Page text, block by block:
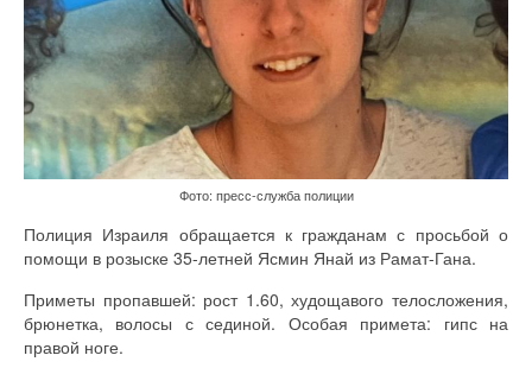
Фото: пресс-служба полиции
Полиция Израиля обращается к гражданам с просьбой о
помощи в розыске 35-летней Ясмин Янай из Рамат-Гана.
Приметы пропавшей: рост 1.60, худощавого телосложения,
брюнетка, волосы с сединой. Особая примета: гипс на
правой ноге.